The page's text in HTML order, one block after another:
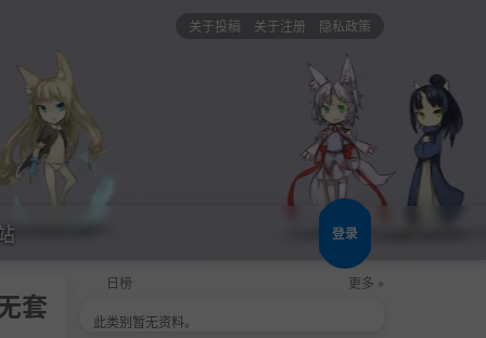
关于投稿 关于注册 隐私政策
登录
套
日榜 更多 »
此类别暂无资料。